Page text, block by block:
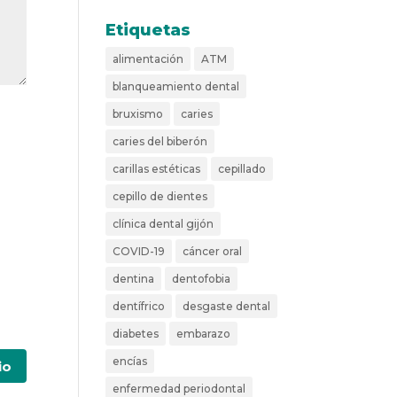
Etiquetas
alimentación ATM
blanqueamiento dental
bruxismo caries
caries del biberón
carillas estéticas cepillado
cepillo de dientes
clínica dental gijón
COVID-19 cáncer oral
dentina dentofobia
dentífrico desgaste dental
diabetes embarazo
encías
enfermedad periodontal